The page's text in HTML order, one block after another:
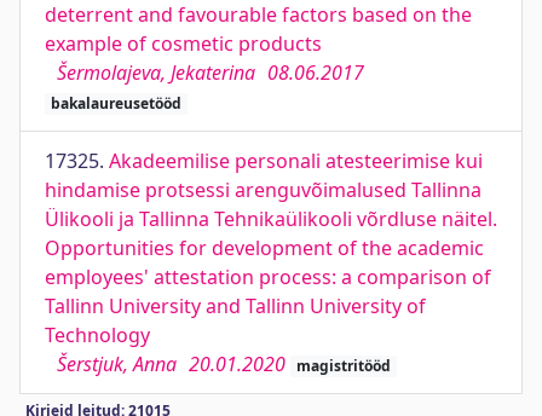
deterrent and favourable factors based on the
example of cosmetic products
Šermolajeva, Jekaterina 08.06.2017
bakalaureusetööd
17325. Akadeemilise personali atesteerimise kui
hindamise protsessi arenguvõimalused Tallinna
Ülikooli ja Tallinna Tehnikaülikooli võrdluse näitel.
Opportunities for development of the academic
employees' attestation process: a comparison of
Tallinn University and Tallinn University of
Technology
Šerstjuk, Anna 20.01.2020 magistritööd
Kirjeid leitud: 21015